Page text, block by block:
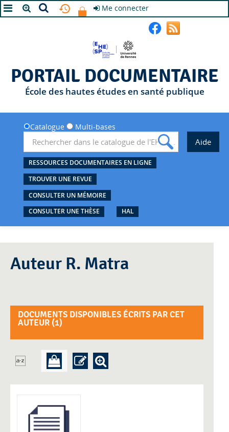
Me connecter
PORTAIL DOCUMENTAIRE
École des hautes études en santé publique
Catalogue Multi-bases
RESSOURCES DOCUMENTAIRES EN LIGNE
TROUVER UNE REVUE
CONSULTER UN MÉMOIRE
CONSULTER UNE THÈSE
HAL
Auteur R. Matra
DOCUMENTS DISPONIBLES ÉCRITS PAR CET
AUTEUR (1)